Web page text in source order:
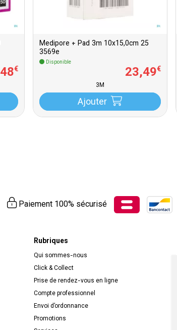
48€
Medipore + Pad 3m 10x15,0cm 25
3569e
Disponible
23,49€
3M
Ajouter
Paiement 100% sécurisé
Rubriques
Qui sommes-nous
Click & Collect
Prise de rendez-vous en ligne
Compte professionnel
Envoi d’ordonnance
Promotions